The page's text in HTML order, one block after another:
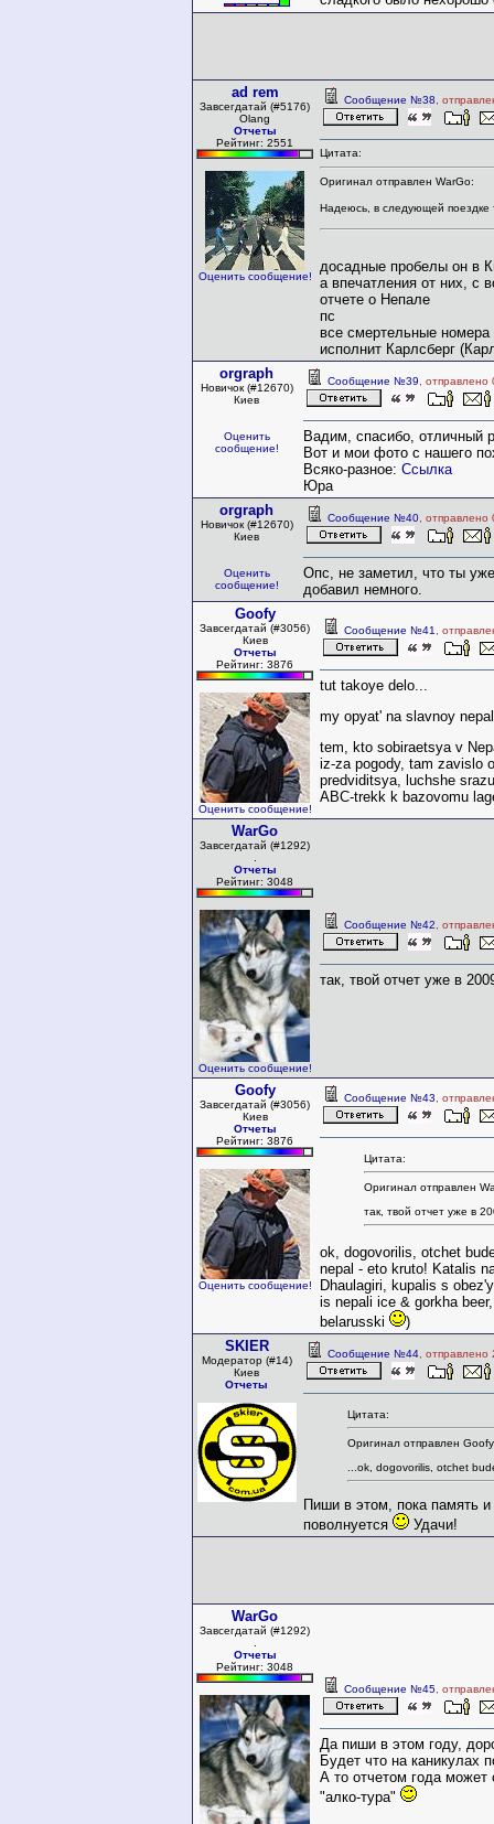
ad rem
Завсегдатай (#5176)
Olang
Отчеты
Рейтинг: 2551
Оценить сообщение!
Сообщение №38 ,
Цитата:
Оригинал отправлен WarGo:
Надеюсь, в следующей
досадные пробелы он в
а впечатления от них, с
отчете о Непале
пс
все смертельные
исполнит Карлсберг
orgraph
Новичок (#12670)
Киев
Оценить
сообщение!
Сообщение №39 ,
Вадим, спасибо, отличный
Вот и мои фото с нашего
Всяко-разное: Ссылка
Юра
orgraph
Новичок (#12670)
Киев
Оценить
сообщение!
Сообщение №40 ,
Опс, не заметил, что ты
добавил немного.
Goofy
Завсегдатай (#3056)
Киев
Отчеты
Рейтинг: 3876
Оценить сообщение!
Сообщение №41 ,
tut takoye delo...
my opyat' na slavnoy
tem, kto sobiraetsya v
iz-za pogody, tam zavislo
predviditsya, luchshe
ABC-trekk k bazovomu
WarGo
Завсегдатай (#1292)
Отчеты
Рейтинг: 3048
Оценить сообщение!
Сообщение №42 ,
так, твой отчет уже в
Goofy
Завсегдатай (#3056)
Киев
Отчеты
Рейтинг: 3876
Оценить сообщение!
Сообщение №43 ,
Цитата:
Оригинал отправлен
так, твой отчет уже в
ok, dogovorilis, otchet
nepal - eto kruto! Katalis
Dhaulagiri, kupalis s
is nepali ice & gorkha
belarusski
)
SKIER
Модератор (#14)
Киев
Отчеты
Сообщение №44 ,
Цитата:
Оригинал отправлен
...ok, dogovorilis, otchet
Пиши в этом, пока память
поволнуется
Удачи!
WarGo
Завсегдатай (#1292)
Отчеты
Рейтинг: 3048
Сообщение №45 ,
Да пиши в этом году,
Будет что на каникулах
А то отчетом года может
"алко-тура"